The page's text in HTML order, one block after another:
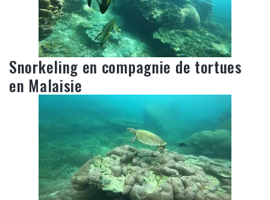
Snorkeling en compagnie de tortues
en Malaisie